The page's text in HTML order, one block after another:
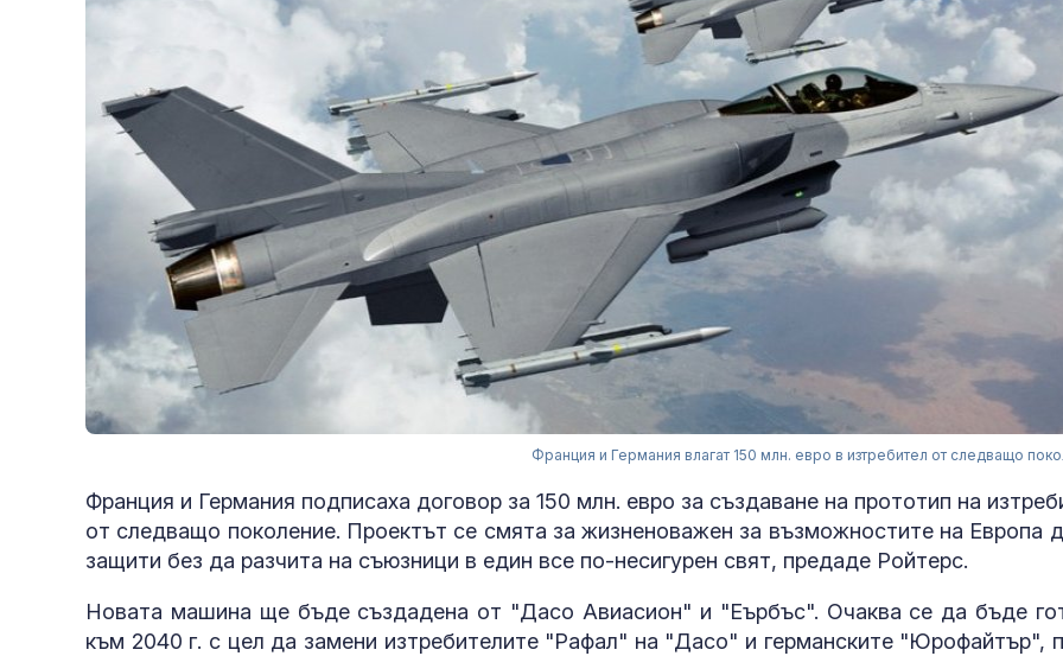
Франция и Германия влагат 150 млн. евро в изтребител от следващо
Франция и Германия подписаха договор за 150 млн. евро за създаване на прототип на
от следващо поколение. Проектът се смята за жизненоважен за възможностите на Европа
защити без да разчита на съюзници в един все по-несигурен свят, предаде Ройтерс.
Новата машина ще бъде създадена от "Дасо Авиасион" и "Еърбъс". Очаква се да бъде
към 2040 г. с цел да замени изтребителите "Рафал" на "Дасо" и германските "Юрофайтър",